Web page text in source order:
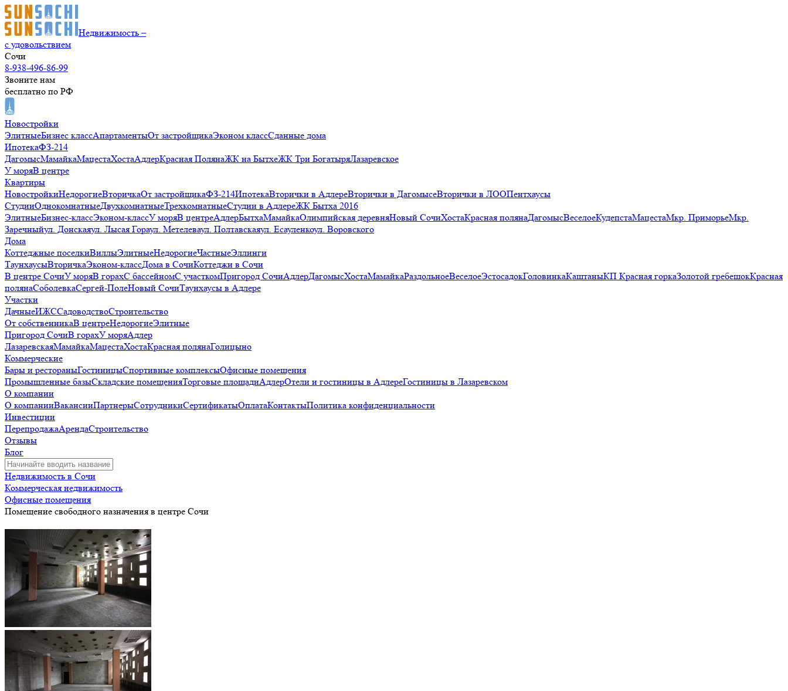
Недвижимость –
с удовольствием
Сочи
8-938-496-86-99
Звоните нам
бесплатно по РФ
Новостройки
ЭлитныеБизнес классАпартаментыОт застройщикаЭконом классСданные дома
ИпотекаФЗ-214
ДагомысМамайкаМацестаХостаАдлерКрасная ПолянаЖК на БытхеЖК Три БогатыряЛазаревское
У моряВ центре
Квартиры
НовостройкиНедорогиеВторичкаОт застройщикаФЗ-214ИпотекаВторички в АдлереВторички в ДагомысеВторички в ЛООПентхаусы
СтудииОднокомнатныеДвухкомнатныеТрехкомнатныеСтудии в АдлереЖК Бытха 2016
ЭлитныеБизнес-классЭконом-классУ моряВ центреАдлерБытхаМамайкаОлимпийская деревняНовый СочиХостаКрасная полянаДагомысВеселоеКудепстаМацестаМкр. ПриморьеМкр.
Заречныйул. Донскаяул. Лысая Гораул. Метелеваул. Полтавскаяул. Есауленкоул. Воровского
Дома
Коттеджные поселкиВиллыЭлитныеНедорогиеЧастныеЭллинги
ТаунхаусыВторичкаЭконом-классДома в СочиКоттеджи в Сочи
В центре СочиУ моряВ горахС бассейномС участкомПригород СочиАдлерДагомысХостаМамайкаРаздольноеВеселоеЭстосадокГоловинкаКаштаныКП Красная горкаЗолотой гребешокКрасная
полянаСоболевкаСергей-ПолеНовый СочиТаунхаусы в Адлере
Участки
ДачныеИЖССадоводствоСтроительство
От собственникаВ центреНедорогиеЭлитные
Пригород СочиВ горахУ моряАдлер
ЛазаревскаяМамайкаМацестаХостаКрасная полянаГолицыно
Коммерческие
Бары и рестораныГостиницыСпортивные комплексыОфисные помещения
Промышленные базыСкладские помещенияТорговые площадиАдлерОтели и гостиницы в АдлереГостиницы в Лазаревском
О компании
О компанииВакансииПартнерыСотрудникиСертификатыОплатаКонтактыПолитика конфиденциальности
Инвестиции
ПерепродажаАрендаСтроительство
Отзывы
Блог
Недвижимость в Сочи
Коммерческая недвижимость
Офисные помещения
Помещение свободного назначения в центре Сочи